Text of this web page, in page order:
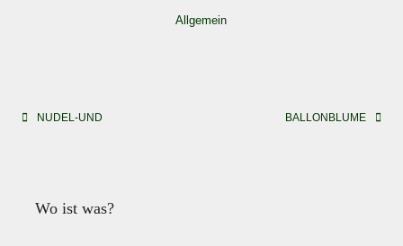
Allgemein
Beitragsnavigation
NUDEL-UND BALLONBLUME
Wo ist was?